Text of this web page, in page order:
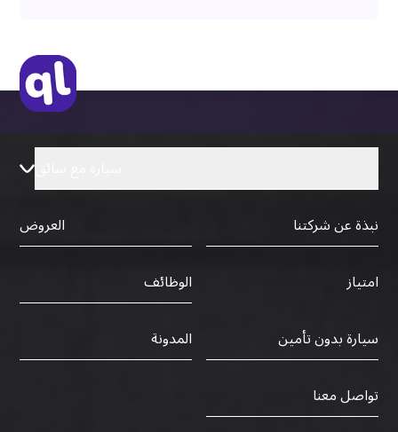
نبذة عن شركتنا
العروض
امتياز
الوظائف
سيارة بدون تأمين
المدونة
تواصل معنا